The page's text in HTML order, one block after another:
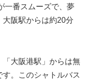
一番スムーズで、夢
阪駅からは約20分
「大阪港駅」からは無
。このシャトルバス